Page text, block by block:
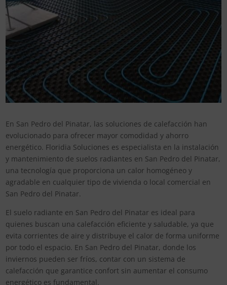
En San Pedro del Pinatar, las soluciones de calefacción han
evolucionado para ofrecer mayor comodidad y ahorro
energético. Floridia Soluciones es especialista en la instalación
y mantenimiento de suelos radiantes en San Pedro del Pinatar,
una tecnología que proporciona un calor homogéneo y
agradable en cualquier tipo de vivienda o local comercial en
San Pedro del Pinatar.
El suelo radiante en San Pedro del Pinatar es ideal para
quienes buscan una calefacción eficiente y saludable, ya que
evita corrientes de aire y distribuye el calor de forma uniforme
por todo el espacio. En San Pedro del Pinatar, donde los
inviernos pueden ser fríos, contar con un sistema de
calefacción que garantice confort sin aumentar el consumo
energético es fundamental.